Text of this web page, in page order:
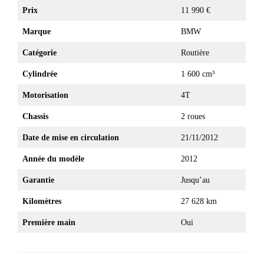
Prix 11 990 €
Marque BMW
Catégorie Routière
Cylindrée 1 600 cm³
Motorisation 4T
Chassis 2 roues
Date de mise en circulation 21/11/2012
Année du modèle 2012
Garantie Jusqu’au
Kilomètres 27 628 km
Première main Oui